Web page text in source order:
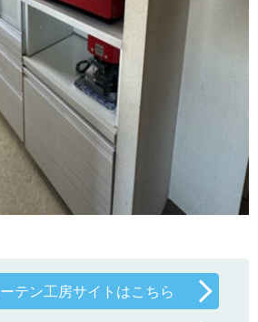
テン工房サイトはこちら